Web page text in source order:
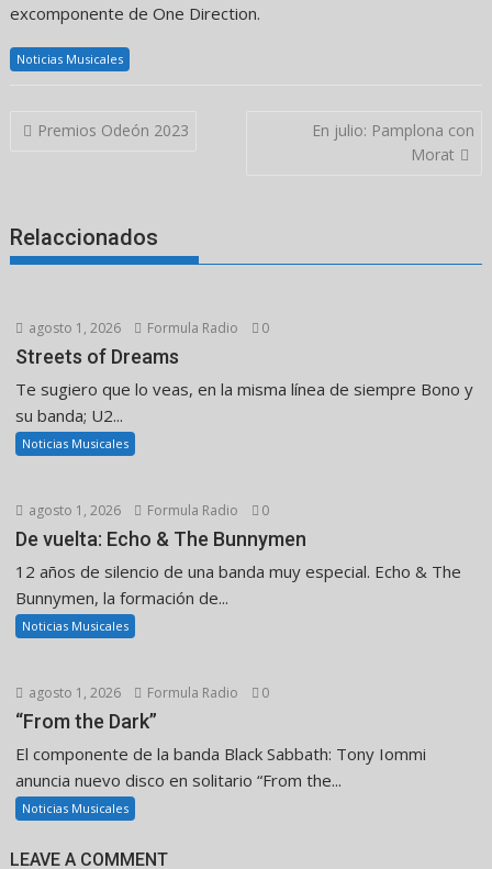
excomponente de One Direction.
Noticias Musicales
Navegación
Premios Odeón 2023
En julio: Pamplona con
Morat
Relaccionados
agosto 1, 2026 Formula Radio 0
Streets of Dreams
Te sugiero que lo veas, en la misma línea de siempre Bono y
su banda; U2...
Noticias Musicales
agosto 1, 2026 Formula Radio 0
De vuelta: Echo & The Bunnymen
12 años de silencio de una banda muy especial. Echo & The
Bunnymen, la formación de...
Noticias Musicales
agosto 1, 2026 Formula Radio 0
“From the Dark”
El componente de la banda Black Sabbath: Tony Iommi
anuncia nuevo disco en solitario “From the...
Noticias Musicales
LEAVE A COMMENT